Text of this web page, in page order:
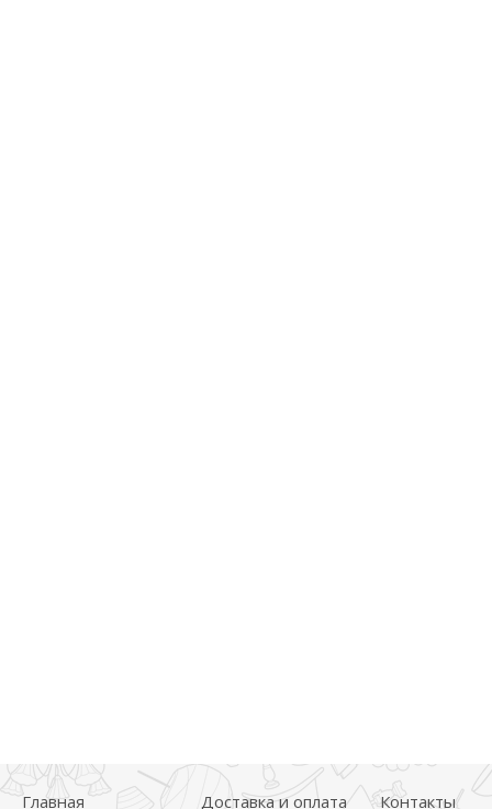
Главная Доставка и оплата Контакты